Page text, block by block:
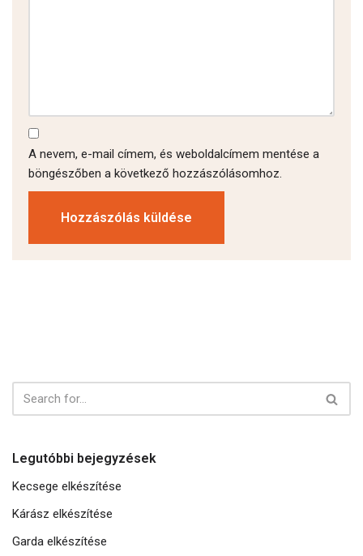
A nevem, e-mail címem, és weboldalcímem mentése a
böngészőben a következő hozzászólásomhoz.
Legutóbbi bejegyzések
Kecsege elkészítése
Kárász elkészítése
Garda elkészítése